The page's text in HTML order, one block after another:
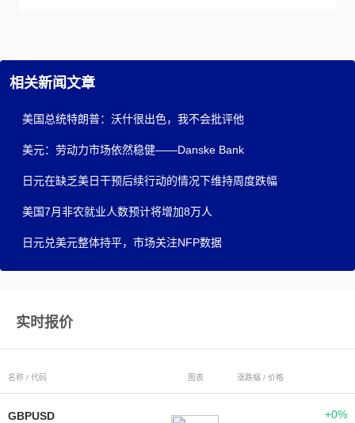
相关新闻文章
美国总统特朗普：沃什很出色，我不会批评他
美元：劳动力市场依然稳健——Danske Bank
日元在缺乏美日干预后续行动的情况下维持周度跌幅
美国7月非农就业人数预计将增加8万人
日元兑美元整体持平，市场关注NFP数据
实时报价
名称 / 代码 图表 涨跌幅 / 价格
GBPUSD
+0%